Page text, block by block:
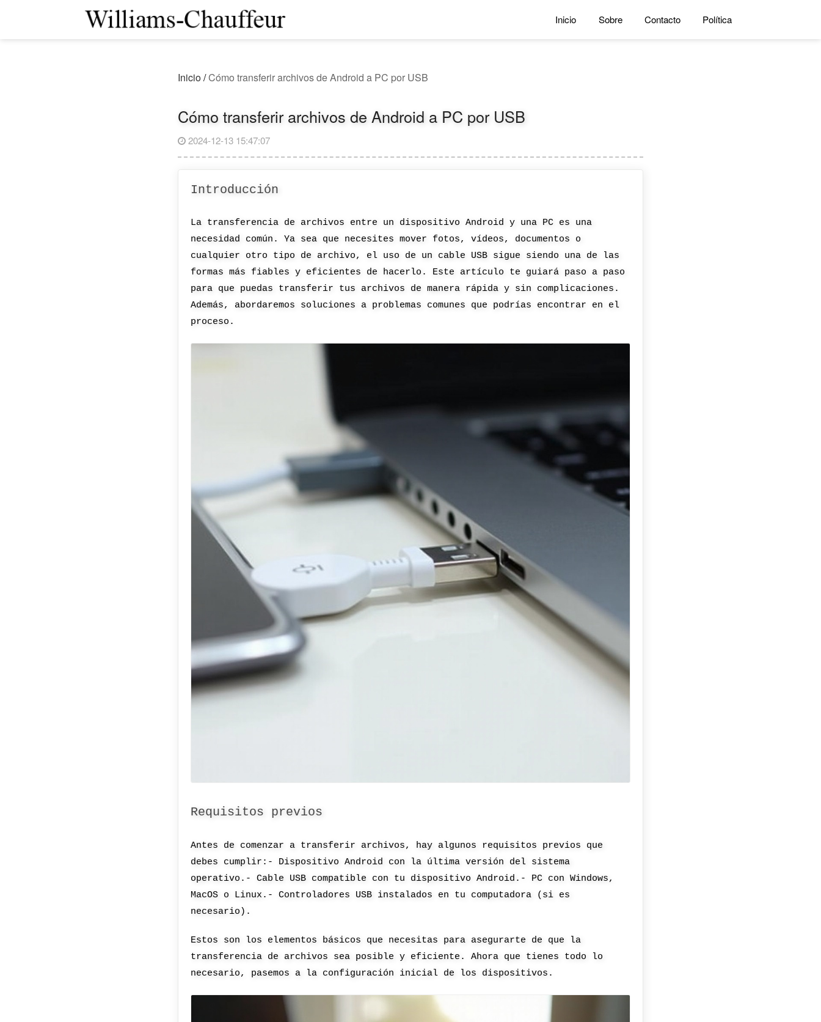
Inicio Sobre Contacto Política
Inicio/Cómo transferir archivos de Android a PC por USB
Cómo transferir archivos de Android a PC por USB
2024-12-13 15:47:07
Introducción
La transferencia de archivos entre un dispositivo Android y una PC es una
necesidad común. Ya sea que necesites mover fotos, vídeos, documentos o
cualquier otro tipo de archivo, el uso de un cable USB sigue siendo una de las
formas más fiables y eficientes de hacerlo. Este artículo te guiará paso a paso
para que puedas transferir tus archivos de manera rápida y sin complicaciones.
Además, abordaremos soluciones a problemas comunes que podrías encontrar en el
proceso.
Requisitos previos
Antes de comenzar a transferir archivos, hay algunos requisitos previos que
debes cumplir:- Dispositivo Android con la última versión del sistema
operativo.- Cable USB compatible con tu dispositivo Android.- PC con Windows,
MacOS o Linux.- Controladores USB instalados en tu computadora (si es
necesario).
Estos son los elementos básicos que necesitas para asegurarte de que la
transferencia de archivos sea posible y eficiente. Ahora que tienes todo lo
necesario, pasemos a la configuración inicial de los dispositivos.